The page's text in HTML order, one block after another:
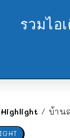
รวมไอ
Highlight / บ้าน